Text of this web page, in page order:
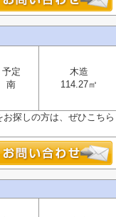
予定
南
木造
114.27㎡
探しの方は、ぜひこちら